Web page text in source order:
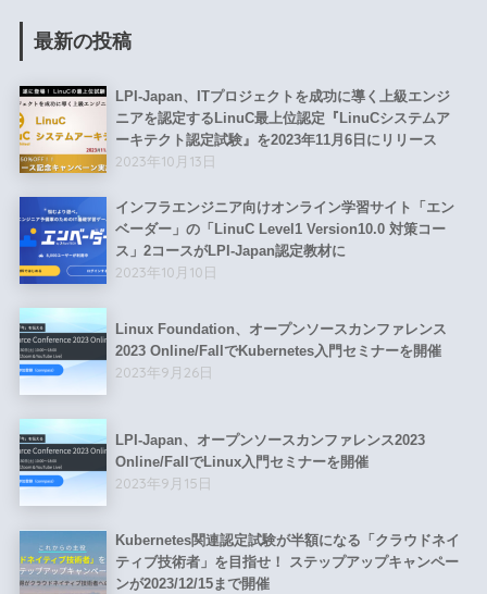
最新の投稿
LPI-Japan、ITプロジェクトを成功に導く上級エンジ
ニアを認定するLinuC最上位認定『LinuCシステムア
ーキテクト認定試験』を2023年11月6日にリリース
2023年10月13日
インフラエンジニア向けオンライン学習サイト「エン
ベーダー」の「LinuC Level1 Version10.0 対策コー
ス」2コースがLPI-Japan認定教材に
2023年10月10日
Linux Foundation、オープンソースカンファレンス
2023 Online/FallでKubernetes入門セミナーを開催
2023年9月26日
LPI-Japan、オープンソースカンファレンス2023
Online/FallでLinux入門セミナーを開催
2023年9月15日
Kubernetes関連認定試験が半額になる「クラウドネイ
ティブ技術者」を目指せ！ ステップアップキャンペー
ンが2023/12/15まで開催